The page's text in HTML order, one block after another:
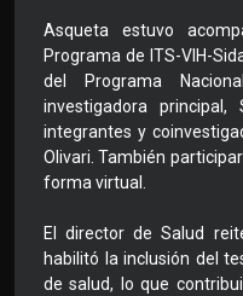
Asqueta estuvo
Programa de ITS-VIH-
del Programa
investigadora
integrantes y
Olivari. También
forma virtual.
El director de Salud
habilitó la inclusión del
de salud, lo que